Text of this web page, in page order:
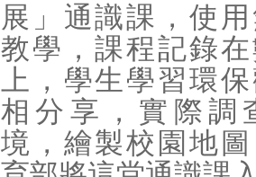
展」通識課，使
教學，課程記錄
上，學生學習環
相分享，實際調
境，繪製校園地